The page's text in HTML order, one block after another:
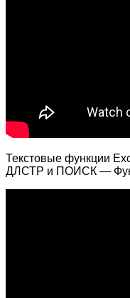
Текстовые функции
ДЛСТР и ПОИСК —